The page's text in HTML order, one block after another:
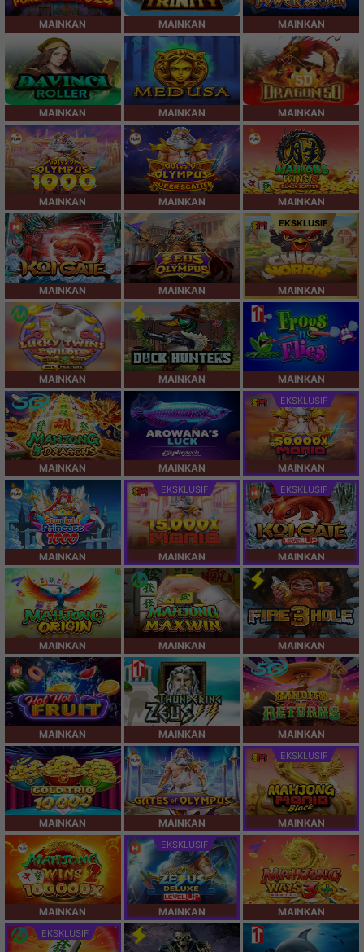
MAINKAN MAINKAN MAINKAN
MAINKAN MAINKAN MAINKAN
MAINKAN MAINKAN MAINKAN
MAINKAN MAINKAN
EKSKLUSIF
MAINKAN
MAINKAN MAINKAN MAINKAN
MAINKAN MAINKAN
EKSKLUSIF
MAINKAN
MAINKAN
EKSKLUSIF
MAINKAN
EKSKLUSIF
MAINKAN
MAINKAN MAINKAN MAINKAN
MAINKAN MAINKAN MAINKAN
MAINKAN MAINKAN
EKSKLUSIF
MAINKAN
MAINKAN
EKSKLUSIF
MAINKAN MAINKAN
EKSKLUSIF